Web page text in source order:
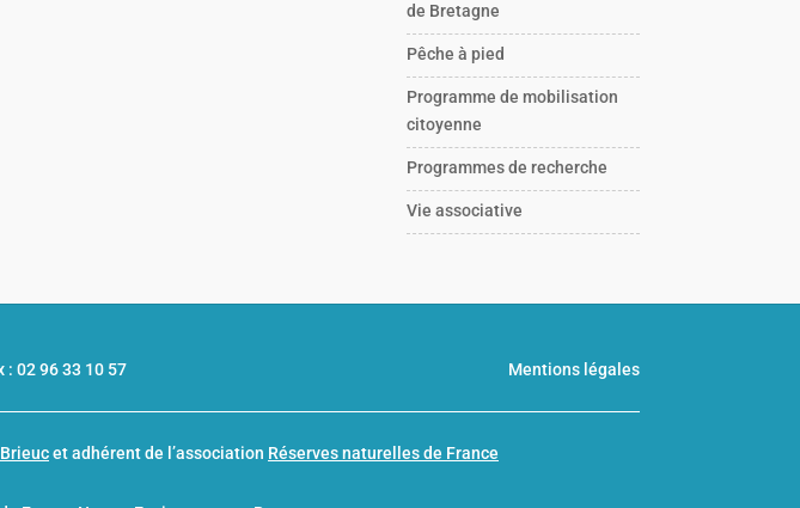
de Bretagne
Pêche à pied
Programme de mobilisation
citoyenne
Programmes de recherche
Vie associative
: 02 96 33 10 57 Mentions légales
et adhérent de l’association Réserves naturelles de France